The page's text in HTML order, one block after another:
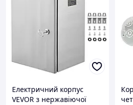
Електричний корпус
VEVOR з нержавіючої